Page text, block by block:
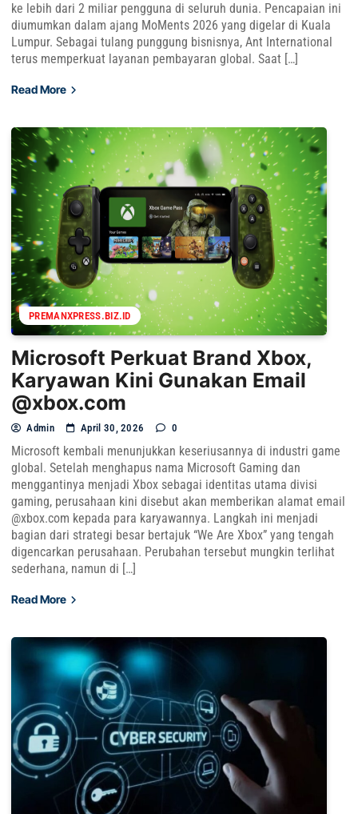
ke lebih dari 2 miliar pengguna di seluruh dunia. Pencapaian ini
diumumkan dalam ajang MoMents 2026 yang digelar di Kuala
Lumpur. Sebagai tulang punggung bisnisnya, Ant International
terus memperkuat layanan pembayaran global. Saat […]
Read More
PREMANXPRESS.BIZ.ID
Microsoft Perkuat Brand Xbox,
Karyawan Kini Gunakan Email
@xbox.com
Admin April 30, 2026 0
Microsoft kembali menunjukkan keseriusannya di industri game
global. Setelah menghapus nama Microsoft Gaming dan
menggantinya menjadi Xbox sebagai identitas utama divisi
gaming, perusahaan kini disebut akan memberikan alamat email
@xbox.com kepada para karyawannya. Langkah ini menjadi
bagian dari strategi besar bertajuk “We Are Xbox” yang tengah
digencarkan perusahaan. Perubahan tersebut mungkin terlihat
sederhana, namun di […]
Read More